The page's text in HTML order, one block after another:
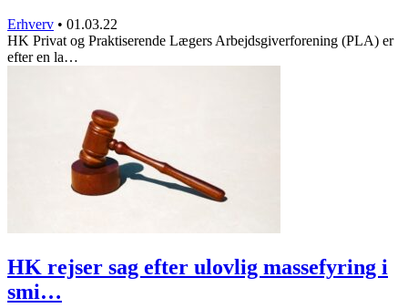
Erhverv • 01.03.22
HK Privat og Praktiserende Lægers Arbejdsgiverforening (PLA) er
efter en la…
HK rejser sag efter ulovlig massefyring i
smi…